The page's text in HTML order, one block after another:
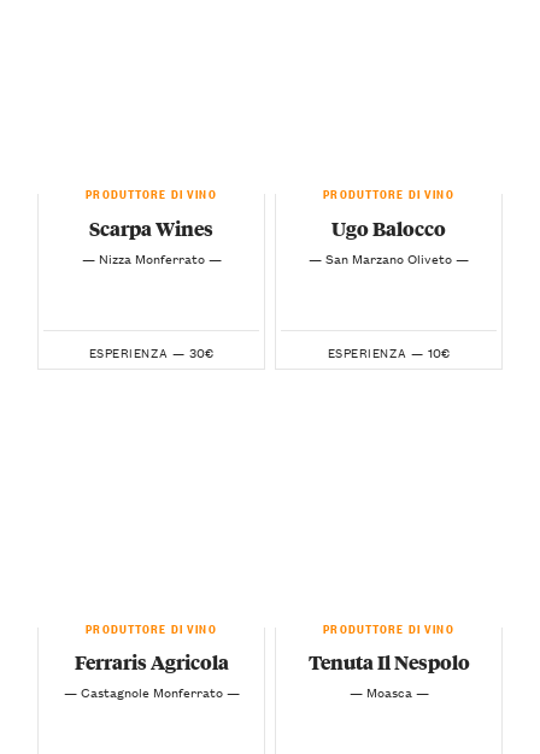
PRODUTTORE DI VINO
Scarpa Wines
— Nizza Monferrato —
ESPERIENZA — 30€
PRODUTTORE DI VINO
Ugo Balocco
— San Marzano Oliveto —
ESPERIENZA — 10€
PRODUTTORE DI VINO
Ferraris Agricola
— Castagnole Monferrato —
PRODUTTORE DI VINO
Tenuta Il Nespolo
— Moasca —